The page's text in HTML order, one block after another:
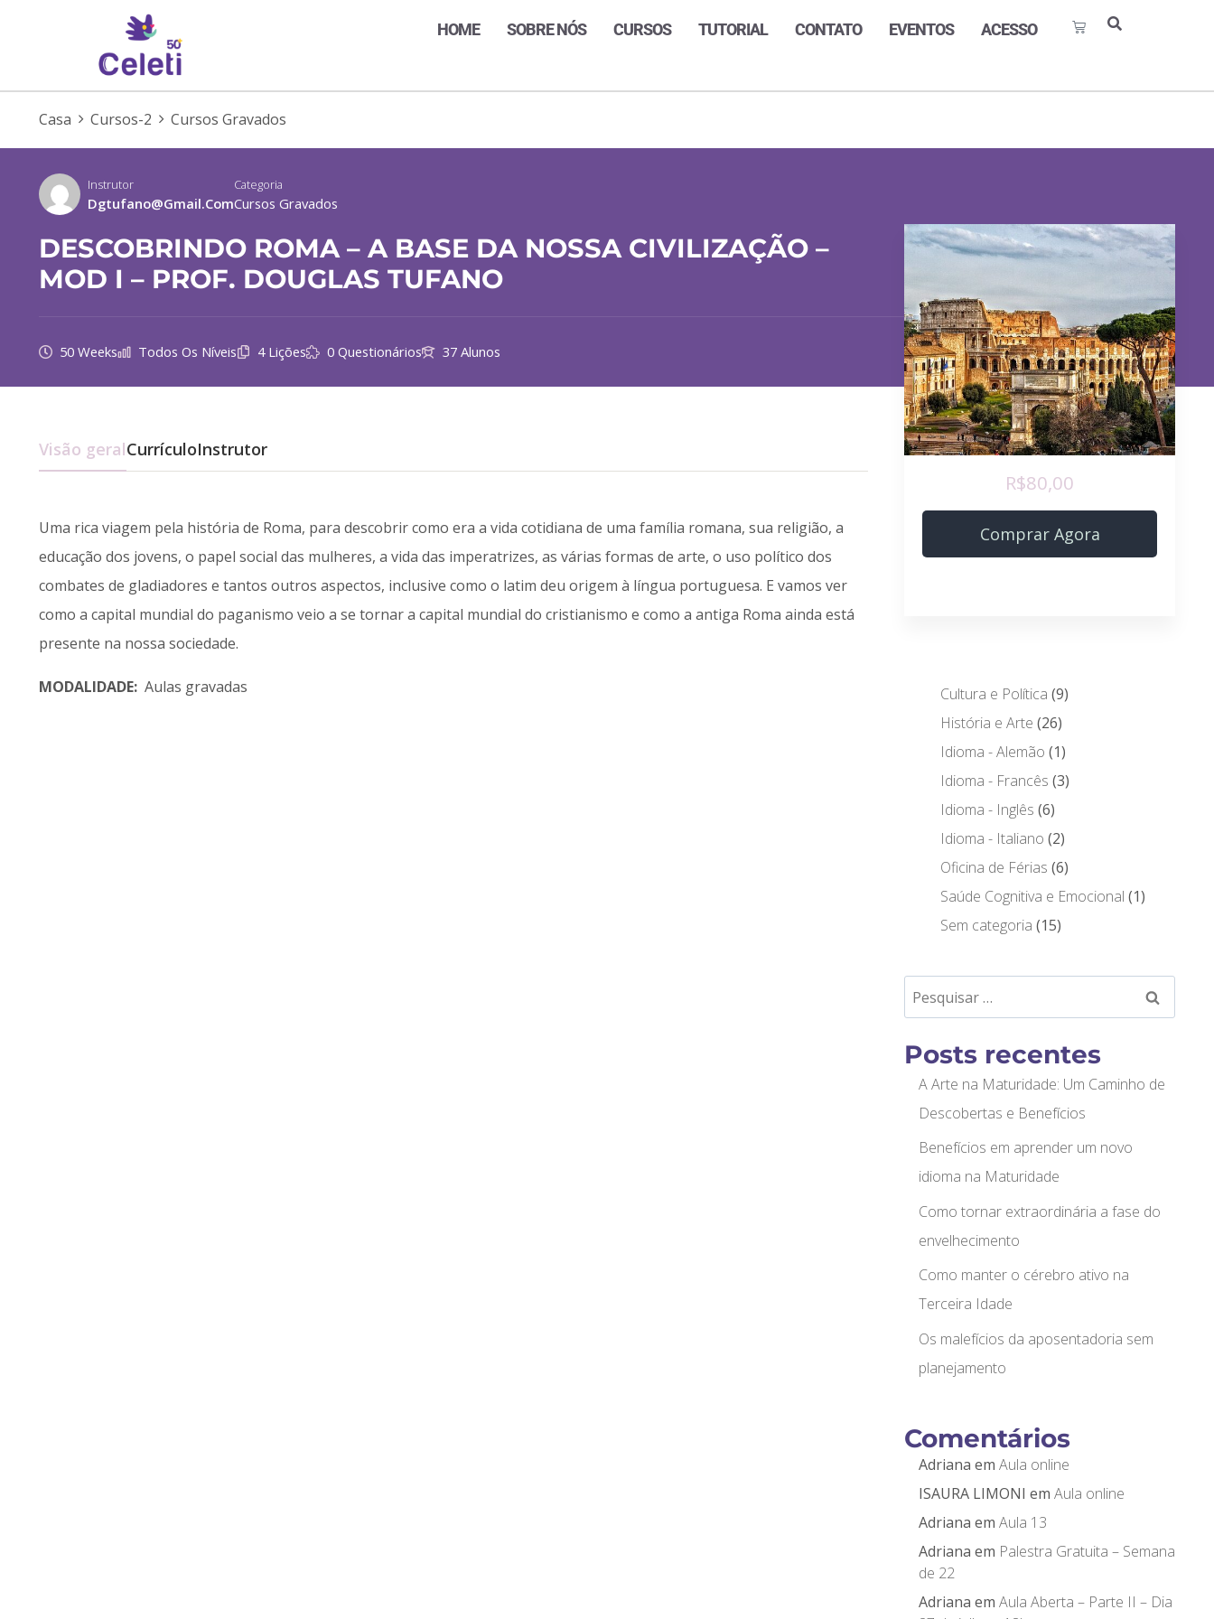
HOME SOBRE NÓS CURSOS TUTORIAL CONTATO EVENTOS ACESSO
Casa Cursos-2 Cursos Gravados
Instrutor
Dgtufano@gmail.com
Categoria
Cursos Gravados
DESCOBRINDO ROMA – A BASE DA NOSSA CIVILIZAÇÃO –
MOD I – PROF. DOUGLAS TUFANO
50 Weeks Todos Os Níveis 4 Lições 0 Questionários 37 Alunos
Visão geralCurrículoInstrutor
Uma rica viagem pela história de Roma, para descobrir como era a vida cotidiana de uma família romana, sua religião, a
educação dos jovens, o papel social das mulheres, a vida das imperatrizes, as várias formas de arte, o uso político dos
combates de gladiadores e tantos outros aspectos, inclusive como o latim deu origem à língua portuguesa. E vamos ver
como a capital mundial do paganismo veio a se tornar a capital mundial do cristianismo e como a antiga Roma ainda está
presente na nossa sociedade.
MODALIDADE: Aulas gravadas
R$80,00
Comprar Agora
Cultura e Política 9
História e Arte 26
Idioma - Alemão 1
Idioma - Francês 3
Idioma - Inglês 6
Idioma - Italiano 2
Oficina de Férias 6
Saúde Cognitiva e Emocional 1
Sem categoria 15
Posts recentes
A Arte na Maturidade: Um Caminho de
Descobertas e Benefícios
Benefícios em aprender um novo
idioma na Maturidade
Como tornar extraordinária a fase do
envelhecimento
Como manter o cérebro ativo na
Terceira Idade
Os malefícios da aposentadoria sem
planejamento
Comentários
Adriana em Aula online
ISAURA LIMONI em Aula online
Adriana em Aula 13
Adriana em Palestra Gratuita – Semana
de 22
Adriana em Aula Aberta – Parte II – Dia